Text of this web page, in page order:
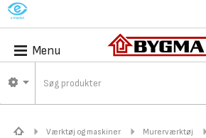
M
Menu
Værktøj og maskiner Murerværktøj